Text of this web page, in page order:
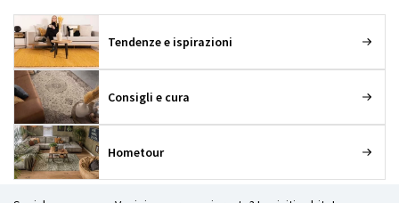
Tendenze e ispirazioni
Consigli e cura
Hometour